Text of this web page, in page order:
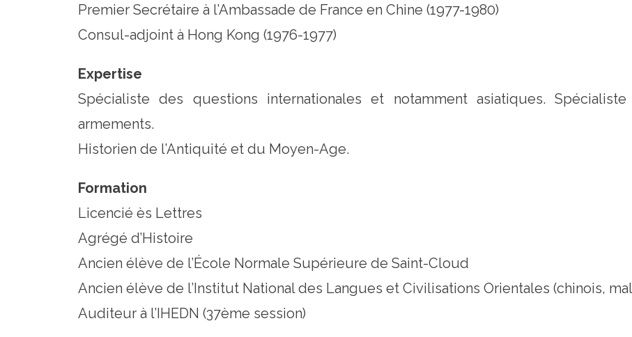
Premier Secrétaire à l’Ambassade de France en Chine (1977-1980)
Consul-adjoint à Hong Kong (1976-1977)
Expertise
Spécialiste des questions internationales et notamment asiatiques.
armements.
Historien de l’Antiquité et du Moyen-Age.
Formation
Licencié ès Lettres
Agrégé d’Histoire
Ancien élève de l’École Normale Supérieure de Saint-Cloud
Ancien élève de l’Institut National des Langues et Civilisations Orientales (chinois,
Auditeur à l’IHEDN (37ème session)